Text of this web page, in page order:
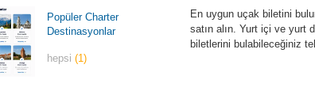
Popüler Charter
Destinasyonlar
hepsi(1)
En uygun uçak biletini
satın alın. Yurt içi ve yurt
biletlerini bulabileceğiniz